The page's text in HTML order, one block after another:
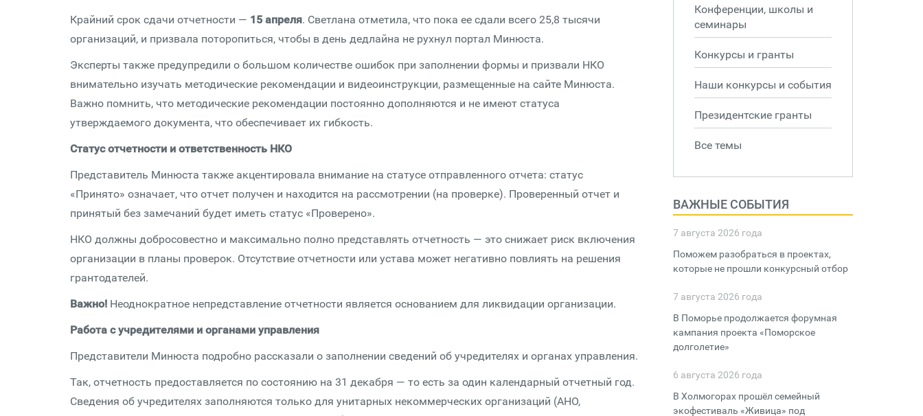
Крайний срок сдачи отчетности — 15 апреля. Светлана отметила, что пока ее сдали всего 25,8 тысячи
организаций, и призвала поторопиться, чтобы в день дедлайна не рухнул портал Минюста.
Эксперты также предупредили о большом количестве ошибок при заполнении формы и призвали НКО
внимательно изучать методические рекомендации и видеоинструкции, размещенные на сайте Минюста.
Важно помнить, что методические рекомендации постоянно дополняются и не имеют статуса
утверждаемого документа, что обеспечивает их гибкость.
Статус отчетности и ответственность НКО
Представитель Минюста также акцентировала внимание на статусе отправленного отчета: статус
«Принято» означает, что отчет получен и находится на рассмотрении (на проверке). Проверенный отчет и
принятый без замечаний будет иметь статус «Проверено».
НКО должны добросовестно и максимально полно представлять отчетность — это снижает риск включения
организации в планы проверок. Отсутствие отчетности или устава может негативно повлиять на решения
грантодателей.
Важно! Неоднократное непредставление отчетности является основанием для ликвидации организации.
Работа с учредителями и органами управления
Представители Минюста подробно рассказали о заполнении сведений об учредителях и органах управления.
Так, отчетность предоставляется по состоянию на 31 декабря — то есть за один календарный отчетный год.
Сведения об учредителях заполняются только для унитарных некоммерческих организаций (АНО,
Конференции, школы и
семинары
Конкурсы и гранты
Наши конкурсы и события
Президентские гранты
Все темы
ВАЖНЫЕ СОБЫТИЯ
7 августа 2026 года
Поможем разобраться в проектах,
которые не прошли конкурсный отбор
7 августа 2026 года
В Поморье продолжается форумная
кампания проекта «Поморское
долголетие»
6 августа 2026 года
В Холмогорах прошёл семейный
экофестиваль «Живица» под